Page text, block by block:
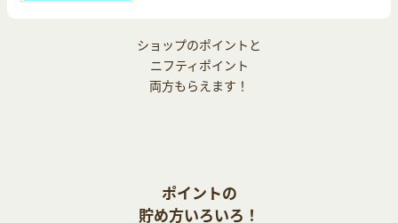
ショップのポイントと
ニフティポイント
両方もらえます！
ポイントの
貯め方いろいろ！